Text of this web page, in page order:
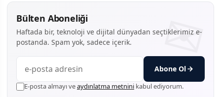
Bülten Aboneliği
Haftada bir, teknoloji ve dijital dünyadan seçtiklerimiz e-
postanda. Spam yok, sadece içerik.
Abone Ol
E-posta almayı veaydınlatma metnini kabul ediyorum.